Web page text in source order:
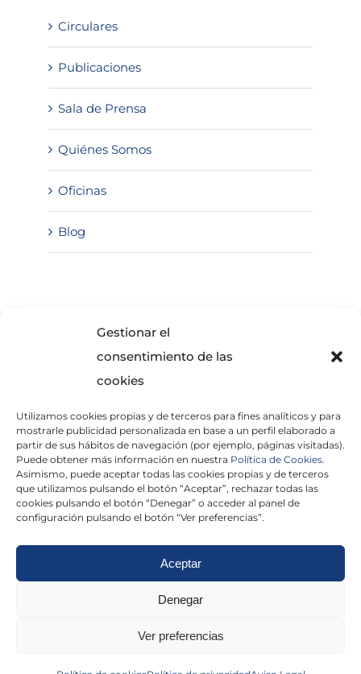
Gestionar el
consentimiento de las
cookies
Utilizamos cookies propias y de terceros para fines analíticos y para
mostrarle publicidad personalizada en base a un perfil elaborado a
partir de sus hábitos de navegación (por ejemplo, páginas visitadas).
Puede obtener más información en nuestra Política de Cookies.
Asimismo, puede aceptar todas las cookies propias y de terceros
que utilizamos pulsando el botón “Aceptar”, rechazar todas las
cookies pulsando el botón “Denegar” o acceder al panel de
configuración pulsando el botón “Ver preferencias”.
Aceptar
Denegar
Ver preferencias
Circulares
Publicaciones
Sala de Prensa
Quiénes Somos
Oficinas
Blog
He leído y acepto laPolítica de Privacidad
Politica de cookies|Aviso Legal
Madrid|Tarragona